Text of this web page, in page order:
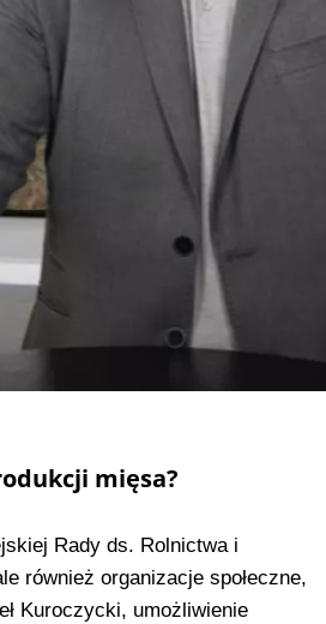
mięsa?
Rady ds. Rolnictwa i
również organizacje społeczne,
Kuroczycki, umożliwienie